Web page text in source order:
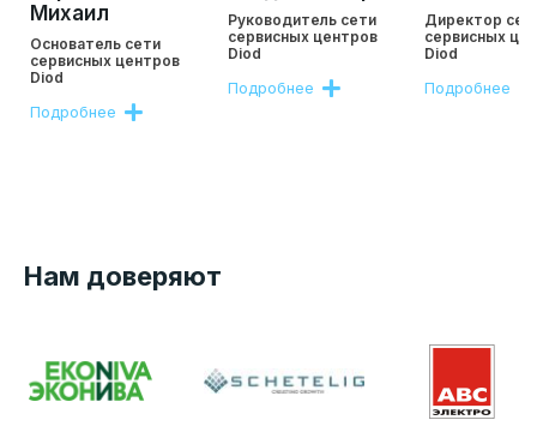
Михаил
Основатель сети
сервисных центров
Diod
Подробнее
Руководитель сети
сервисных центров
Diod
Подробнее
Директор
сервисных
Diod
Подробнее
Нам доверяют